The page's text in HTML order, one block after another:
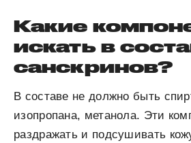
Какие
искать в
санскринов?
В составе не должно быть
изопропана, метанола. Эти
раздражать и подсушивать